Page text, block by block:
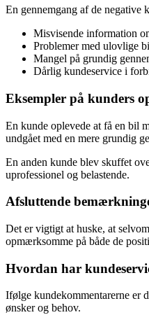
En gennemgang af de
Misvisende information
Problemer med ulovlige
Mangel på grundig
Dårlig kundeservice i
Eksempler på kunders
En kunde oplevede at få en bil
undgået med en mere grundig
En anden kunde blev skuffet
uprofessionel og belastende.
Afsluttende
Det er vigtigt at huske, at
opmærksomme på både de
Hvordan har
Ifølge kundekommentarerne er
ønsker og behov.